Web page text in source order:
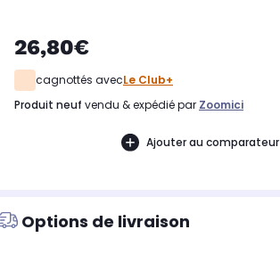
26,80€
cagnottés avecLe Club+
produit neuf vendu & expédié par Zoomici
Ajouter au comparateur
Options de livraison